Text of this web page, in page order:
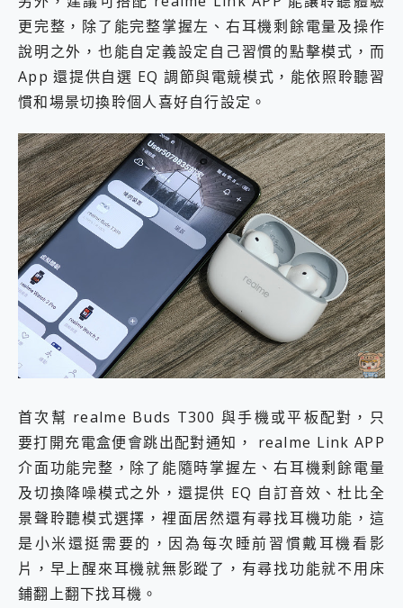
更完整，除了能完整掌握左、右耳機剩餘電量及操作
說明之外，也能自定義設定自己習慣的點擊模式，而
App 還提供自選 EQ 調節與電競模式，能依照聆聽習
慣和場景切換聆個人喜好自行設定。
首次幫 realme Buds T300 與手機或平板配對，只
要打開充電盒便會跳出配對通知， realme Link APP
介面功能完整，除了能隨時掌握左、右耳機剩餘電量
及切換降噪模式之外，還提供 EQ 自訂音效、杜比全
景聲聆聽模式選擇，裡面居然還有尋找耳機功能，這
是小米還挺需要的，因為每次睡前習慣戴耳機看影
片，早上醒來耳機就無影蹤了，有尋找功能就不用床
鋪翻上翻下找耳機。